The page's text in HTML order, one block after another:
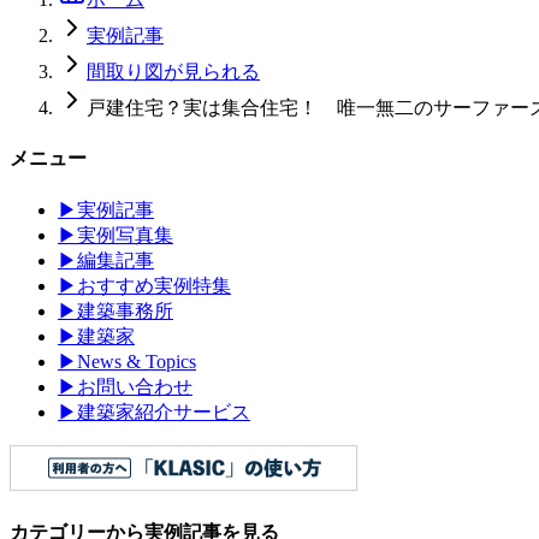
実例記事
間取り図が見られる
戸建住宅？実は集合住宅！ 唯一無二のサーファー
メニュー
▶実例記事
▶実例写真集
▶編集記事
▶ おすすめ実例特集
▶建築事務所
▶建築家
▶News & Topics
▶ お問い合わせ
▶建築家紹介サービス
カテゴリーから実例記事を見る